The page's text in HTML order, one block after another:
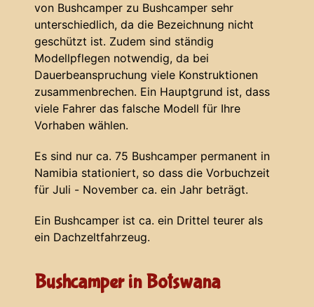
von Bushcamper zu Bushcamper sehr
unterschiedlich, da die Bezeichnung nicht
geschützt ist. Zudem sind ständig
Modellpflegen notwendig, da bei
Dauerbeanspruchung viele Konstruktionen
zusammenbrechen. Ein Hauptgrund ist, dass
viele Fahrer das falsche Modell für Ihre
Vorhaben wählen.
Es sind nur ca. 75 Bushcamper permanent in
Namibia stationiert, so dass die Vorbuchzeit
für Juli - November ca. ein Jahr beträgt.
Ein Bushcamper ist ca. ein Drittel teurer als
ein Dachzeltfahrzeug.
Bushcamper in Botswana